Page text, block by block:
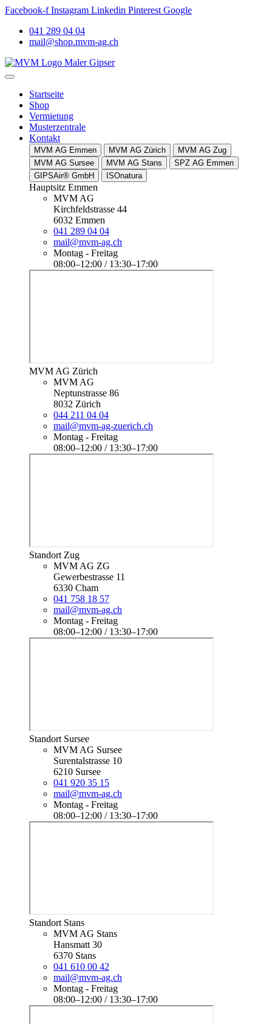
Facebook-f Instagram Linkedin Pinterest Google
041 289 04 04
mail@shop.mvm-ag.ch
Startseite
Shop
Vermietung
Musterzentrale
Kontakt
MVM AG Emmen MVM AG Zürich
MVM AG Zug
MVM AG Sursee
MVM AG Stans
SPZ AG Emmen
GIPSAir® GmbH
ISOnatura
Hauptsitz Emmen
MVM AG
Kirchfeldstrasse 44
6032 Emmen
041 289 04 04
mail@mvm-ag.ch
Montag - Freitag
08:00–12:00 / 13:30–17:00
MVM AG Zürich
MVM AG
Neptunstrasse 86
8032 Zürich
044 211 04 04
mail@mvm-ag-zuerich.ch
Montag - Freitag
08:00–12:00 / 13:30–17:00
Standort Zug
MVM AG ZG
Gewerbestrasse 11
6330 Cham
041 758 18 57
mail@mvm-ag.ch
Montag - Freitag
08:00–12:00 / 13:30–17:00
Standort Sursee
MVM AG Sursee
Surentalstrasse 10
6210 Sursee
041 920 35 15
mail@mvm-ag.ch
Montag - Freitag
08:00–12:00 / 13:30–17:00
Standort Stans
MVM AG Stans
Hansmatt 30
6370 Stans
041 610 00 42
mail@mvm-ag.ch
Montag - Freitag
08:00–12:00 / 13:30–17:00